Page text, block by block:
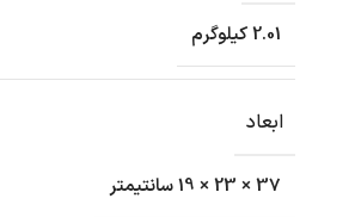
2.01 کیلوگرم
ابعاد
37 × 23 × 19 سانتیمتر